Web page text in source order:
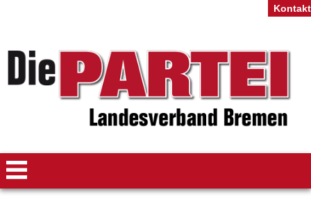
Kontakt